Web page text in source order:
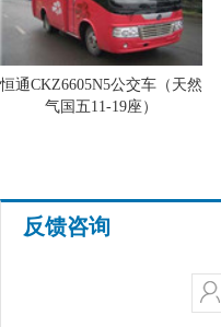
恒通CKZ6605N5公交车（天然
气国五11-19座）
反馈咨询